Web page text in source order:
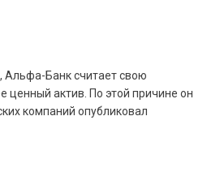
Альфа-Банк считает свою
ценный актив. По этой причине он
компаний опубликовал